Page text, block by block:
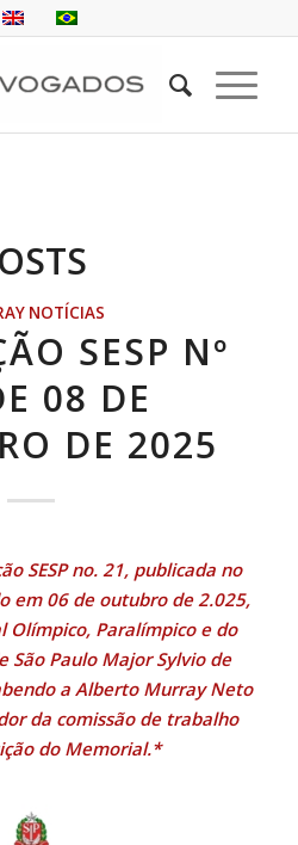
NOTÍCIAS
SESP Nº
08 DE
DE 2025
SESP no. 21, publicada no
em 06 de outubro de 2.025,
Olímpico, Paralímpico e do
São Paulo Major Sylvio de
a Alberto Murray Neto
da comissão de trabalho
do Memorial.*